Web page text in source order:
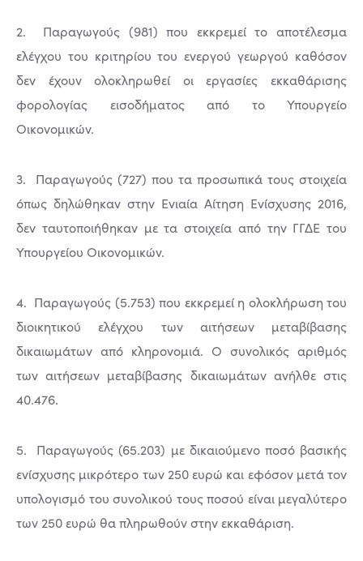
2. Παραγωγούς (981) που εκκρεμεί το αποτέλεσμα
ελέγχου του κριτηρίου του ενεργού γεωργού καθόσον
δεν έχουν ολοκληρωθεί οι εργασίες εκκαθάρισης
φορολογίας εισοδήματος από το Υπουργείο
Οικονομικών.
3. Παραγωγούς (727) που τα προσωπικά τους στοιχεία
όπως δηλώθηκαν στην Ενιαία Αίτηση Ενίσχυσης 2016,
δεν ταυτοποιήθηκαν με τα στοιχεία από την ΓΓΔΕ του
Υπουργείου Οικονομικών.
4. Παραγωγούς (5.753) που εκκρεμεί η ολοκλήρωση του
διοικητικού ελέγχου των αιτήσεων μεταβίβασης
δικαιωμάτων από κληρονομιά. Ο συνολικός αριθμός
των αιτήσεων μεταβίβασης δικαιωμάτων ανήλθε στις
40.476.
5. Παραγωγούς (65.203) με δικαιούμενο ποσό βασικής
ενίσχυσης μικρότερο των 250 ευρώ και εφόσον μετά τον
υπολογισμό του συνολικού τους ποσού είναι μεγαλύτερο
των 250 ευρώ θα πληρωθούν στην εκκαθάριση.